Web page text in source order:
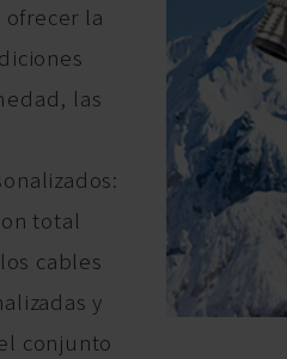
la
las
total
cables
y
conjunto